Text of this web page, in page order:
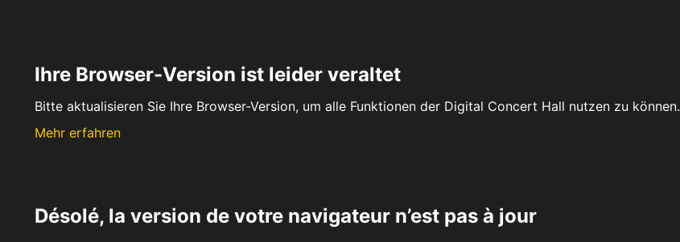
Ihre Browser-Version ist leider veraltet
Bitte aktualisieren Sie Ihre Browser-Version, um alle Funktionen der Digital Concert Hall nutzen zu können.
Mehr erfahren
Désolé, la version de votre navigateur n’est pas à jour